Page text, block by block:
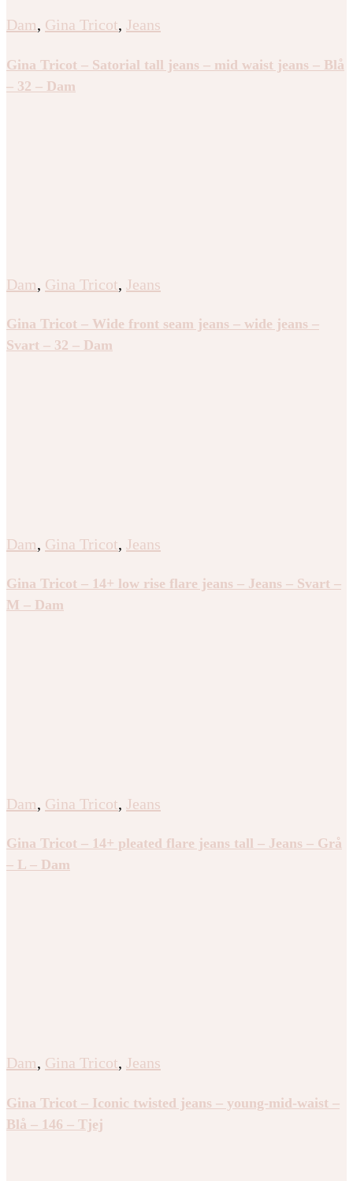
Dam, Gina Tricot, Jeans
Gina Tricot – Satorial tall jeans – mid waist jeans – Blå
– 32 – Dam
Dam, Gina Tricot, Jeans
Gina Tricot – Wide front seam jeans – wide jeans –
Svart – 32 – Dam
Dam, Gina Tricot, Jeans
Gina Tricot – 14+ low rise flare jeans – Jeans – Svart –
M – Dam
Dam, Gina Tricot, Jeans
Gina Tricot – 14+ pleated flare jeans tall – Jeans – Grå
– L – Dam
Dam, Gina Tricot, Jeans
Gina Tricot – Iconic twisted jeans – young-mid-waist –
Blå – 146 – Tjej